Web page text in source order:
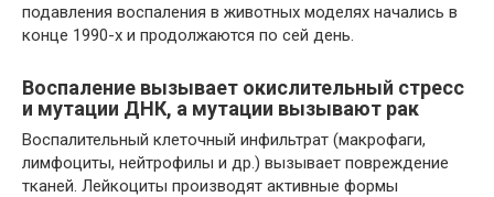
подавления воспаления в животных моделях начались в
конце 1990-х и продолжаются по сей день.
Воспаление вызывает окислительный стресс
и мутации ДНК, а мутации вызывают рак
Воспалительный клеточный инфильтрат (макрофаги,
лимфоциты, нейтрофилы и др.) вызывает повреждение
тканей. Лейкоциты производят активные формы